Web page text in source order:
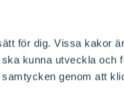
för dig. Vissa kakor
kunna utveckla och
genom att